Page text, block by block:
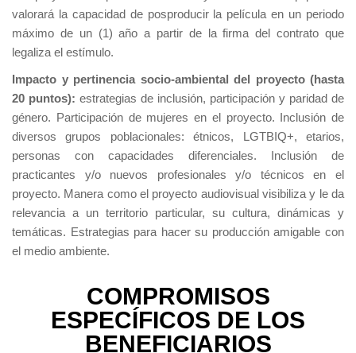
valorará la capacidad de posproducir la película en un periodo
máximo de un (1) año a partir de la firma del contrato que
legaliza el estímulo.
Impacto y pertinencia socio-ambiental del proyecto (hasta
20 puntos): estrategias de inclusión, participación y paridad de
género. Participación de mujeres en el proyecto. Inclusión de
diversos grupos poblacionales: étnicos, LGTBIQ+, etarios,
personas con capacidades diferenciales. Inclusión de
practicantes y/o nuevos profesionales y/o técnicos en el
proyecto. Manera como el proyecto audiovisual visibiliza y le da
relevancia a un territorio particular, su cultura, dinámicas y
temáticas. Estrategias para hacer su producción amigable con
el medio ambiente.
COMPROMISOS
ESPECÍFICOS DE LOS
BENEFICIARIOS